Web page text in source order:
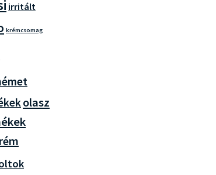
irritált
krémcsomag
olasz